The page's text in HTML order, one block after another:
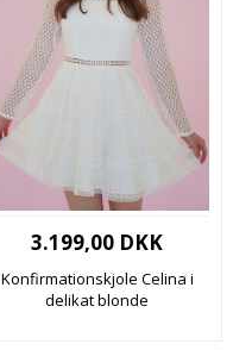
3.199,00 DKK
Konfirmationskjole Celina i
delikat blonde